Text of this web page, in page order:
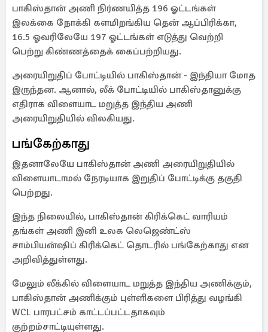
பாகிஸ்தான் அணி நிர்ணயித்த 196 ஓட்டங்கள்
இலக்கை நோக்கி களமிறங்கிய தென் ஆப்பிரிக்கா,
16.5 ஓவரிலேயே 197 ஓட்டங்கள் எடுத்து வெற்றி
பெற்று கிண்ணத்தைக் கைப்பற்றியது.
அரையிறுதிப் போட்டியில் பாகிஸ்தான் - இந்தியா மோத
இருந்தன. ஆனால், லீக் போட்டியில் பாகிஸ்தானுக்கு
எதிராக விளையாட மறுத்த இந்திய அணி
அரையிறுதியில் விலகியது.
பங்கேற்காது
இதனாலேயே பாகிஸ்தான் அணி அரையிறுதியில்
விளையாடாமல் நேரடியாக இறுதிப் போட்டிக்கு தகுதி
பெற்றது.
இந்த நிலையில், பாகிஸ்தான் கிரிக்கெட் வாரியம்
தங்கள் அணி இனி உலக லெஜெண்ட்ஸ்
சாம்பியன்ஷிப் கிரிக்கெட் தொடரில் பங்கேற்காது என
அறிவித்துள்ளது.
மேலும் லீக்கில் விளையாட மறுத்த இந்திய அணிக்கும்,
பாகிஸ்தான் அணிக்கும் புள்ளிகளை பிரித்து வழங்கி
WCL பாரபட்சம் காட்டப்பட்டதாகவும்
குற்றம்சாட்டியுள்ளது.